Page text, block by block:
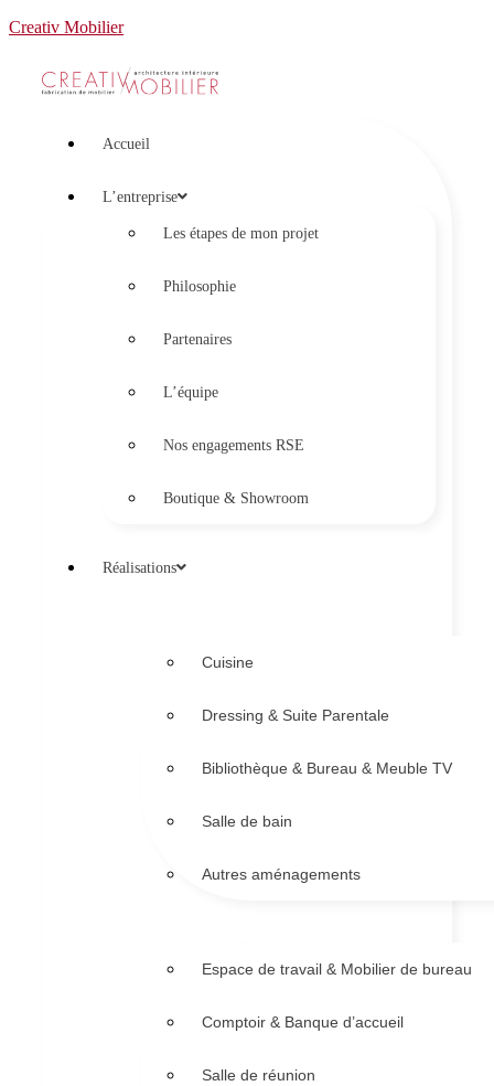
Creativ Mobilier
Accueil
L’entreprise
Les étapes de mon projet
Philosophie
Partenaires
L’équipe
Nos engagements RSE
Boutique & Showroom
Réalisations
Cuisine
Dressing & Suite Parentale
Bibliothèque & Bureau & Meuble TV
Salle de bain
Autres aménagements
Espace de travail & Mobilier de bureau
Comptoir & Banque d’accueil
Salle de réunion